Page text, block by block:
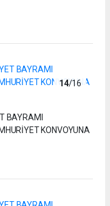
14/16
BAYRAMI
KONVOYUNA